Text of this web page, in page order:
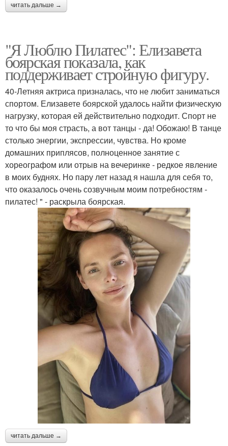
читать дальше →
"Я Люблю Пилатес": Елизавета
боярская показала, как
поддерживает стройную фигуру.
40-Летняя актриса призналась, что не любит заниматься
спортом. Елизавете боярской удалось найти физическую
нагрузку, которая ей действительно подходит. Спорт не
то что бы моя страсть, а вот танцы - да! Обожаю! В танце
столько энергии, экспрессии, чувства. Но кроме
домашних приплясов, полноценное занятие с
хореографом или отрыв на вечеринке - редкое явление
в моих буднях. Но пару лет назад я нашла для себя то,
что оказалось очень созвучным моим потребностям -
пилатес! " - раскрыла боярская.
читать дальше →